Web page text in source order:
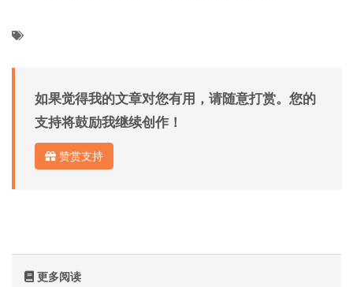
如果觉得我的文章对您有用，请随意打赏。您的
支持将鼓励我继续创作！
赞赏支持
更多阅读